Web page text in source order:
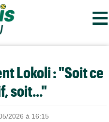
≡
Lokoli : "Soit ce
soit..."
2026 à 16:15